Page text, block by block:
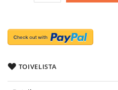
TOIVELISTA